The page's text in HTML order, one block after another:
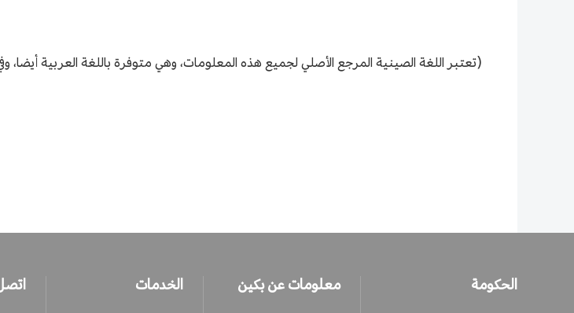
(تعتبر اللغة الصينية المرجع الأصلي لجميع هذه المعلومات، وهي متوفرة باللغة العربية
الحكومة معلومات عن بكين الخدمات